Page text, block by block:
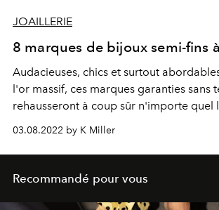
JOAILLERIE
8 marques de bijoux semi-fins
Audacieuses, chics et surtout
l'or massif, ces marques garanties sans
rehausseront à coup sûr n'importe quel
03.08.2022 by K Miller
Recommandé pour vous